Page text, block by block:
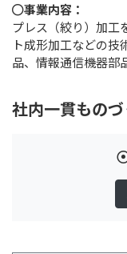
事業内容：
プレス（絞り）加工
ト成形加工などの
品、情報通信機器部
社内一貫ものづ